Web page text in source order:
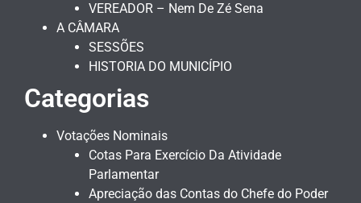
VEREADOR – Nem De Zé Sena
A CÂMARA
SESSÕES
HISTORIA DO MUNICÍPIO
Categorias
Votações Nominais
Cotas Para Exercício Da Atividade
Parlamentar
Apreciação das Contas do Chefe do Poder